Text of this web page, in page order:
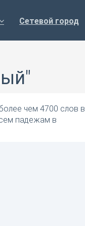
Сетевой город
чем 4700 слов в
падежам в